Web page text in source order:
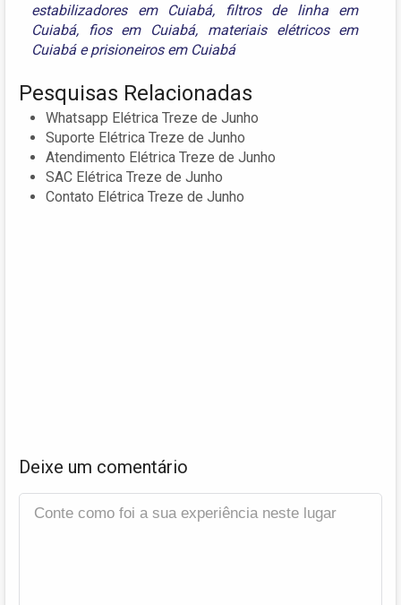
estabilizadores em Cuiabá,
filtros de linha em
Cuiabá, fios em Cuiabá, materiais elétricos em
Cuiabáeprisioneiros em Cuiabá
Pesquisas Relacionadas
Whatsapp Elétrica Treze de Junho
Suporte Elétrica Treze de Junho
Atendimento Elétrica Treze de Junho
SAC Elétrica Treze de Junho
Contato Elétrica Treze de Junho
Deixe um comentário